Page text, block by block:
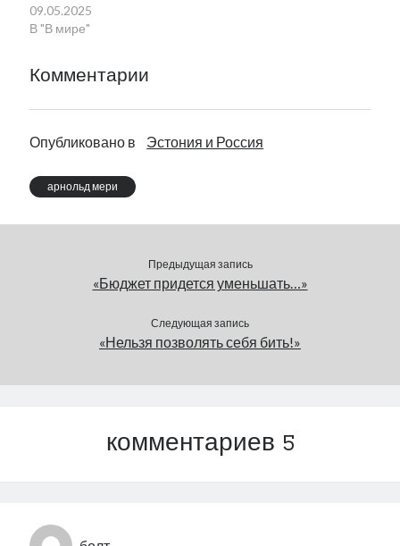
09.05.2025
В "В мире"
Комментарии
Опубликовано в Эстония и Россия
арнольд мери
Предыдущая запись
«Бюджет придется уменьшать…»
Следующая запись
«Нельзя позволять себя бить!»
комментариев 5